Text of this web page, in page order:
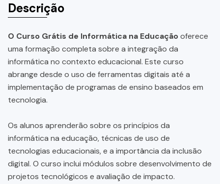
Descrição
O Curso Grátis de Informática na Educaçãooferece
uma formação completa sobre a integração da
informática no contexto educacional. Este curso
abrange desde o uso de ferramentas digitais até a
implementação de programas de ensino baseados em
tecnologia.
Os alunos aprenderão sobre os princípios da
informática na educação, técnicas de uso de
tecnologias educacionais, e a importância da inclusão
digital. O curso inclui módulos sobre desenvolvimento de
projetos tecnológicos e avaliação de impacto.